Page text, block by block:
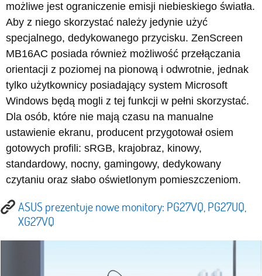
możliwe jest ograniczenie emisji niebieskiego światła.
Aby z niego skorzystać należy jedynie użyć
specjalnego, dedykowanego przycisku. ZenScreen
MB16AC posiada również możliwość przełączania
orientacji z poziomej na pionową i odwrotnie, jednak
tylko użytkownicy posiadający system Microsoft
Windows będą mogli z tej funkcji w pełni skorzystać.
Dla osób, które nie mają czasu na manualne
ustawienie ekranu, producent przygotował osiem
gotowych profili: sRGB, krajobraz, kinowy,
standardowy, nocny, gamingowy, dedykowany
czytaniu oraz słabo oświetlonym pomieszczeniom.
ASUS prezentuje nowe monitory: PG27VQ, PG27UQ,
XG27VQ